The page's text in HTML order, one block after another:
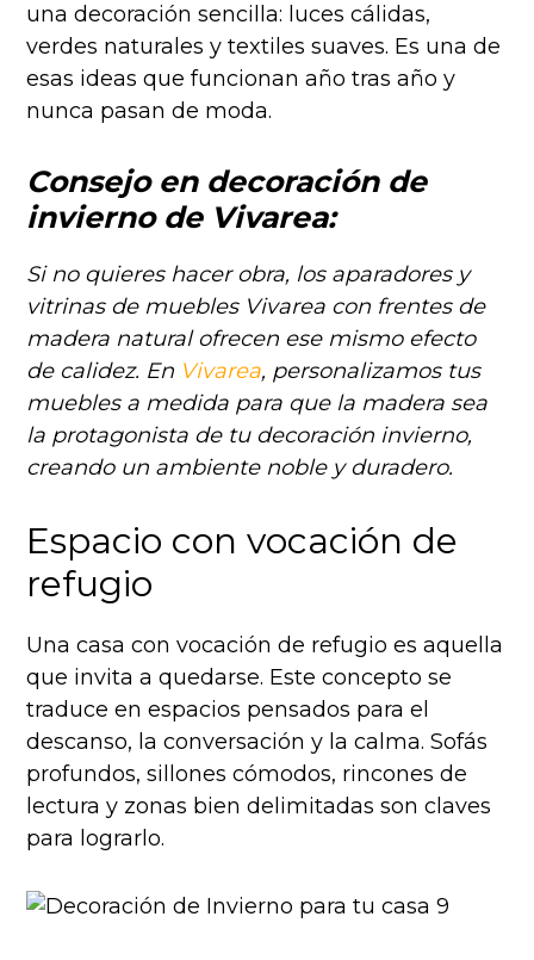
una decoración sencilla: luces cálidas,
verdes naturales y textiles suaves. Es una de
esas ideas que funcionan año tras año y
nunca pasan de moda.
Consejo en decoración de
invierno de Vivarea:
Si no quieres hacer obra, los aparadores y
vitrinas de muebles Vivarea con frentes de
madera natural ofrecen ese mismo efecto
de calidez. En Vivarea, personalizamos tus
muebles a medida para que la madera sea
la protagonista de tu decoración invierno,
creando un ambiente noble y duradero.
Espacio con vocación de
refugio
Una casa con vocación de refugio es aquella
que invita a quedarse. Este concepto se
traduce en espacios pensados para el
descanso, la conversación y la calma. Sofás
profundos, sillones cómodos, rincones de
lectura y zonas bien delimitadas son claves
para lograrlo.